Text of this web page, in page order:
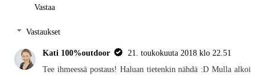
Vastaa
Vastaukset
Kati 100%outdoor
21. toukokuuta 2018 klo 22.51
Tee ihmeessä postaus! Haluan tietenkin nähdä :D Mulla alkoi